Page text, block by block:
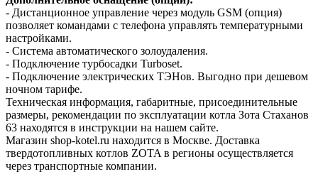
- Дистанционное управление через модуль GSM (опция)
позволяет командами с телефона управлять температурными
настройками.
- Система автоматического золоудаления.
- Подключение турбосадки Turboset.
- Подключение электрических ТЭНов. Выгодно при дешевом
ночном тарифе.
Техническая информация, габаритные, присоединительные
размеры, рекомендации по эксплуатации котла Зота Стаханов
63 находятся в инструкции на нашем сайте.
Магазин shop-kotel.ru находится в Москве. Доставка
твердотопливных котлов ZOTA в регионы осуществляется
через транспортные компании.